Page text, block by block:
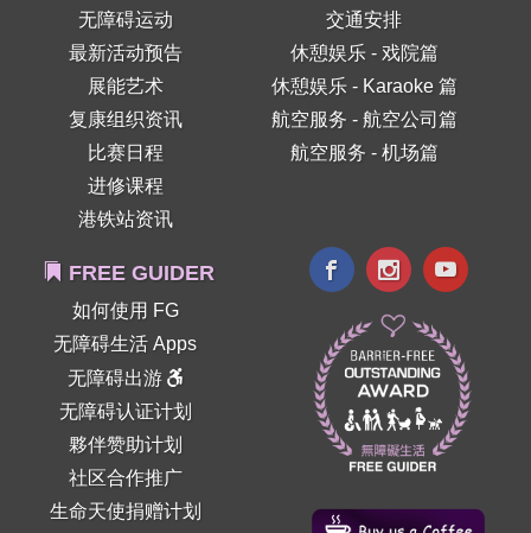
无障碍运动
最新活动预告
展能艺术
复康组织资讯
比赛日程
进修课程
港铁站资讯
交通安排
休憩娱乐 - 戏院篇
休憩娱乐 - Karaoke 篇
航空服务 - 航空公司篇
航空服务 - 机场篇
FREE GUIDER
如何使用 FG
无障碍生活 Apps
无障碍出游
无障碍认证计划
夥伴赞助计划
社区合作推广
生命天使捐赠计划